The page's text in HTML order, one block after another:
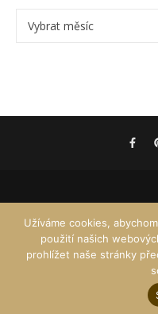
Užíváme cookies,
použití našich
prohlížet naše stránky